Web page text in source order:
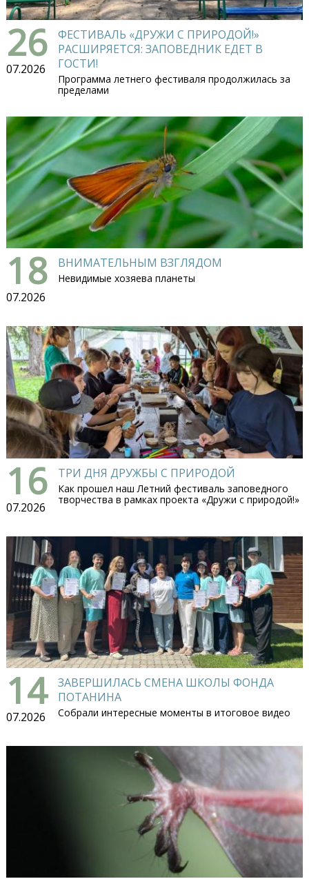
26
07.2026
ФЕСТИВАЛЬ «ДРУЖИ С ПРИРОДОЙ!»
РАСШИРЯЕТСЯ: ЗАПОВЕДНИК ЕДЕТ В
ГОСТИ!
Программа летнего фестиваля продолжилась за
пределами
18
07.2026
ВНИМАТЕЛЬНЫМ ВЗГЛЯДОМ
Невидимые хозяева планеты
16
07.2026
ТРИ ДНЯ ДРУЖБЫ С ПРИРОДОЙ
Как прошел наш Летний фестиваль заповедного
творчества в рамках проекта «Дружи с природой!»
14
07.2026
ЗАВЕРШИЛАСЬ СМЕНА ШКОЛЫ ФОНДА
ПОТАНИНА
Собрали интересные моменты в итоговое видео